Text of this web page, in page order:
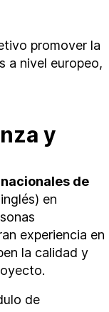
promover la
a nivel europeo,
y
de
en
experiencia en
la calidad y
de